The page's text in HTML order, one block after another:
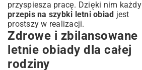
przyspiesza pracę. Dzięki nim każdy
przepis na szybki letni obiad jest
prostszy w realizacji.
Zdrowe i zbilansowane
letnie obiady dla całej
rodziny